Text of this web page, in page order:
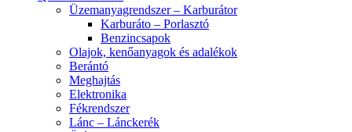
Üzemanyagrendszer – Karburátor
Karburáto – Porlasztó
Benzincsapok
Olajok, kenőanyagok és adalékok
Berántó
Meghajtás
Elektronika
Fékrendszer
Lánc – Lánckerék